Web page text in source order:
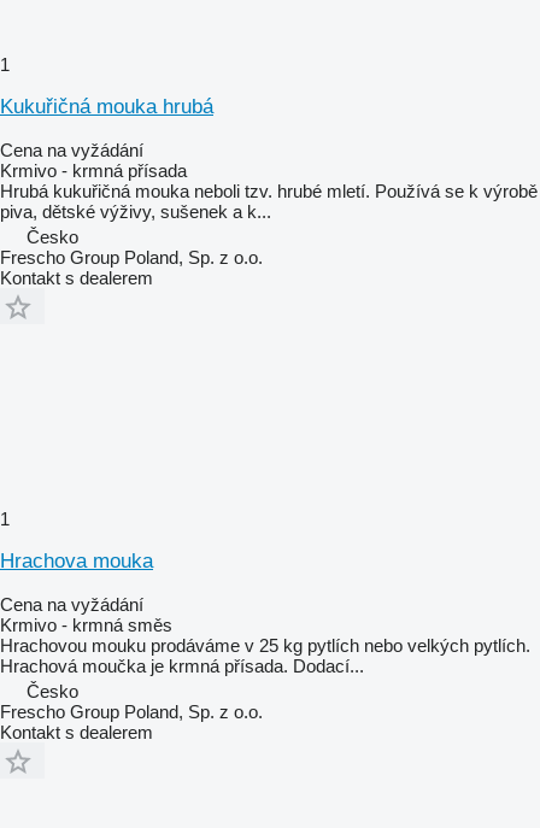
1
Kukuřičná mouka hrubá
Cena na vyžádání
Krmivo - krmná přísada
Hrubá kukuřičná mouka neboli tzv. hrubé mletí. Používá se k výrobě
piva, dětské výživy, sušenek a k...
Česko
Frescho Group Poland, Sp. z o.o.
Kontakt s dealerem
1
Hrachova mouka
Cena na vyžádání
Krmivo - krmná směs
Hrachovou mouku prodáváme v 25 kg pytlích nebo velkých pytlích.
Hrachová moučka je krmná přísada. Dodací...
Česko
Frescho Group Poland, Sp. z o.o.
Kontakt s dealerem